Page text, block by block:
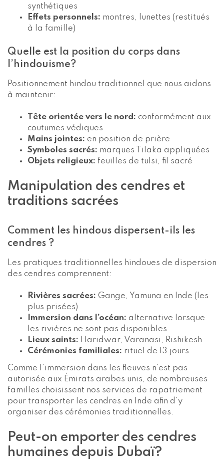
synthétiques
Effets personnels: montres, lunettes (restitués
à la famille)
Quelle est la position du corps dans
l’hindouisme?
Positionnement hindou traditionnel que nous aidons
à maintenir:
Tête orientée vers le nord: conformément aux
coutumes védiques
Mains jointes: en position de prière
Symboles sacrés: marques Tilaka appliquées
Objets religieux: feuilles de tulsi, fil sacré
Manipulation des cendres et
traditions sacrées
Comment les hindous dispersent-ils les
cendres ?
Les pratiques traditionnelles hindoues de dispersion
des cendres comprennent:
Rivières sacrées: Gange, Yamuna en Inde (les
plus prisées)
Immersion dans l’océan: alternative lorsque
les rivières ne sont pas disponibles
Lieux saints: Haridwar, Varanasi, Rishikesh
Cérémonies familiales: rituel de 13 jours
Comme l’immersion dans les fleuves n’est pas
autorisée aux Émirats arabes unis, de nombreuses
familles choisissent nos services de rapatriement
pour transporter les cendres en Inde afin d’y
organiser des cérémonies traditionnelles.
Peut-on emporter des cendres
humaines depuis Dubaï?